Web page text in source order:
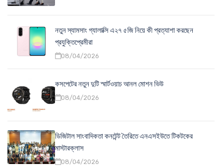
নতুন স্যামসাং গ্যালাক্সি এ২৭ ৫জি নিয়ে কী প্রত্যাশা করছেন
প্রযুক্তিপ্রেমীরা
08/04/2026
কসপেটের নতুন দুটি স্মার্টওয়াচ আনল মোশন ভিউ
08/04/2026
ডিজিটাল সাংবাদিকতা কনটেন্ট তৈরিতে এনএসইউতে টিকটকের
মাস্টারক্লাস
08/04/2026